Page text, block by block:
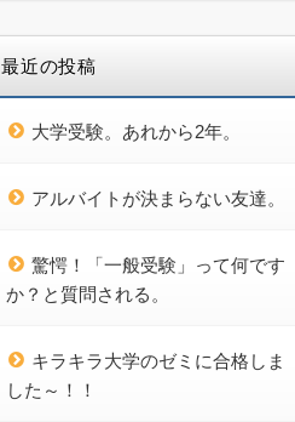
最近の投稿
大学受験。あれから2年。
アルバイトが決まらない友達。
驚愕！「一般受験」って何です
か？と質問される。
キラキラ大学のゼミに合格しま
した～！！